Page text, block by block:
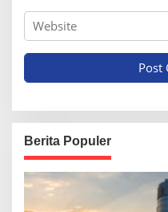
Berita Populer